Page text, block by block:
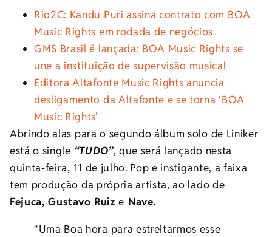
Rio2C: Kandu Puri assina contrato com BOA
Music Rights em rodada de negócios
GMS Brasil é lançada; BOA Music Rights se
une a instituição de supervisão musical
Editora Altafonte Music Rights anuncia
desligamento da Altafonte e se torna ‘BOA
Music Rights’
Abrindo alas para o segundo álbum solo de Liniker
está o single “TUDO”, que será lançado nesta
quinta-feira, 11 de julho. Pop e instigante, a faixa
tem produção da própria artista, ao lado de
Fejuca, Gustavo Ruize Nave.
“Uma Boa hora para estreitarmos esse